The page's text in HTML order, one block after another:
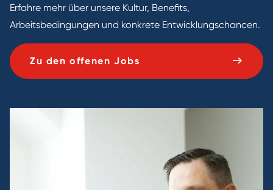
Erfahre mehr über unsere Kultur, Benefits,
Arbeitsbedingungen und konkrete Entwicklungschancen.
Zu den offenen Jobs